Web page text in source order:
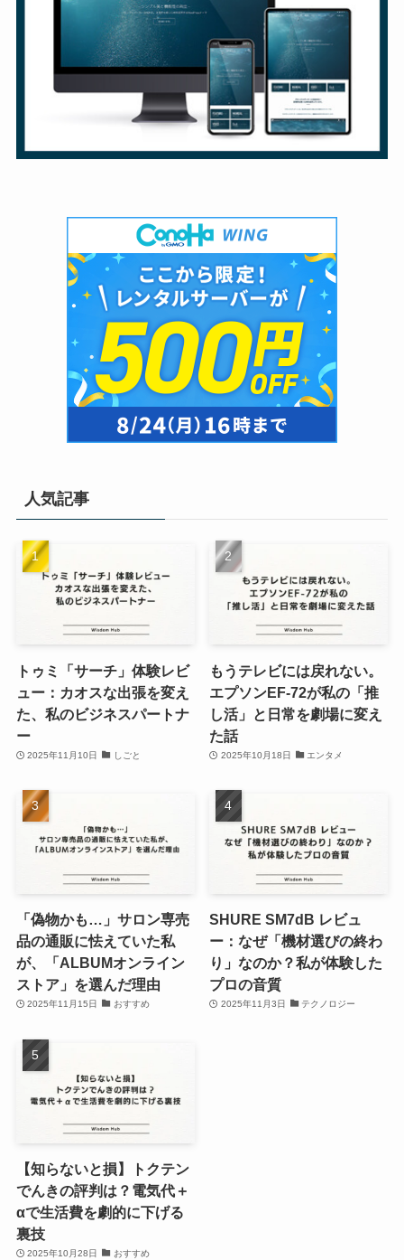
人気記事
トゥミ「サーチ」体験レビ
ュー：カオスな出張を変え
た、私のビジネスパートナ
ー
2025年11月10日 しごと
もうテレビには戻れない。
エプソンEF-72が私の「推
し活」と日常を劇場に変え
た話
2025年10月18日 エンタメ
「偽物かも…」サロン専売
品の通販に怯えていた私
が、「ALBUMオンライン
ストア」を選んだ理由
2025年11月15日 おすすめ
SHURE SM7dB レビュ
ー：なぜ「機材選びの終わ
り」なのか？私が体験した
プロの音質
2025年11月3日 テクノロジー
【知らないと損】トクテン
でんきの評判は？電気代＋
αで生活費を劇的に下げる
裏技
2025年10月28日 おすすめ